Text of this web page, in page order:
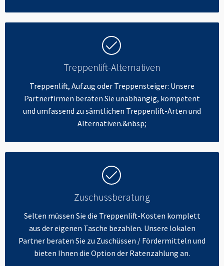
Treppenlift-Alternativen
Treppenlift, Aufzug oder Treppensteiger: Unsere
Partnerfirmen beraten Sie unabhängig, kompetent
und umfassend zu sämtlichen Treppenlift-Arten und
Alternativen.&nbsp;
Zuschussberatung
Selten müssen Sie die Treppenlift-Kosten komplett
aus der eigenen Tasche bezahlen. Unsere lokalen
Partner beraten Sie zu Zuschüssen / Fördermitteln und
bieten Ihnen die Option der Ratenzahlung an.